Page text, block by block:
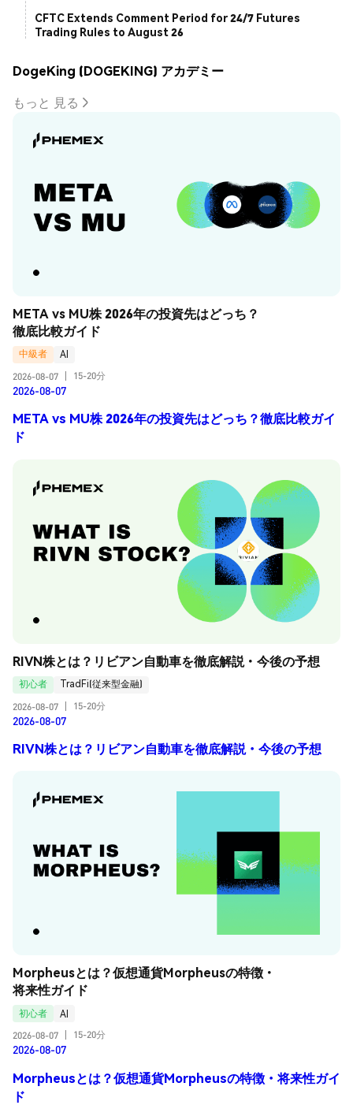
CFTC Extends Comment Period for 24/7 Futures
Trading Rules to August 26
DogeKing (DOGEKING) アカデミー
もっと 見る
META vs MU株 2026年の投資先はどっち？
徹底比較ガイド
中級者
AI
2026-08-07
15-20分
2026-08-07
META vs MU株 2026年の投資先はどっち？徹底比較ガイ
ド
RIVN株とは？リビアン自動車を徹底解説・今後の予想
初心者
TradFi(従来型金融)
2026-08-07
15-20分
2026-08-07
RIVN株とは？リビアン自動車を徹底解説・今後の予想
Morpheusとは？仮想通貨Morpheusの特徴・
将来性ガイド
初心者
AI
2026-08-07
15-20分
2026-08-07
Morpheusとは？仮想通貨Morpheusの特徴・将来性ガイ
ド